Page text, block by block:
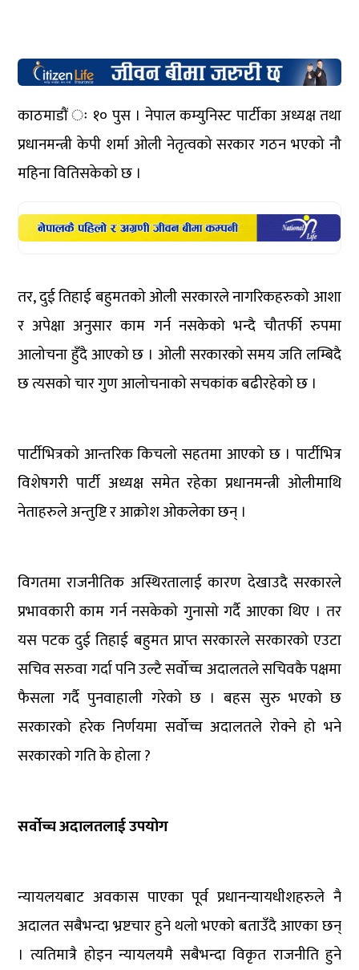
काठमाडौं ः १० पुस । नेपाल कम्युनिस्ट पार्टीका अध्यक्ष तथा
प्रधानमन्त्री केपी शर्मा ओली नेतृत्वको सरकार गठन भएको नौ
महिना वितिसकेको छ ।
तर, दुई तिहाई बहुमतको ओली सरकारले नागरिकहरुको आशा
र अपेक्षा अनुसार काम गर्न नसकेको भन्दै चौतर्फी रुपमा
आलोचना हुँदै आएको छ । ओली सरकारको समय जति लम्बिदै
छ त्यसको चार गुण आलोचनाको सचकांक बढीरहेको छ ।
पार्टीभित्रको आन्तरिक किचलो सहतमा आएको छ । पार्टीभित्र
विशेषगरी पार्टी अध्यक्ष समेत रहेका प्रधानमन्त्री ओलीमाथि
नेताहरुले अन्तुष्टि र आक्रोश ओकलेका छन् ।
विगतमा राजनीतिक अस्थिरतालाई कारण देखाउदै सरकारले
प्रभावकारी काम गर्न नसकेको गुनासो गर्दै आएका थिए । तर
यस पटक दुई तिहाई बहुमत प्राप्त सरकारले सरकारको एउटा
सचिव सरुवा गर्दा पनि उल्टै सर्वोच्च अदालतले सचिवकै पक्षमा
फैसला गर्दै पुनवाहाली गरेको छ । बहस सुरु भएको छ
सरकारको हरेक निर्णयमा सर्वोच्च अदालतले रोक्ने हो भने
सरकारको गति के होला ?
सर्वोच्च अदालतलाई उपयोग
न्यायलयबाट अवकास पाएका पूर्व प्रधानन्यायधीशहरुले नै
अदालत सबैभन्दा भ्रष्टचार हुने थलो भएको बताउँदै आएका छन्
। त्यतिमात्रै होइन न्यायलयमै सबैभन्दा विकृत राजनीति हुने